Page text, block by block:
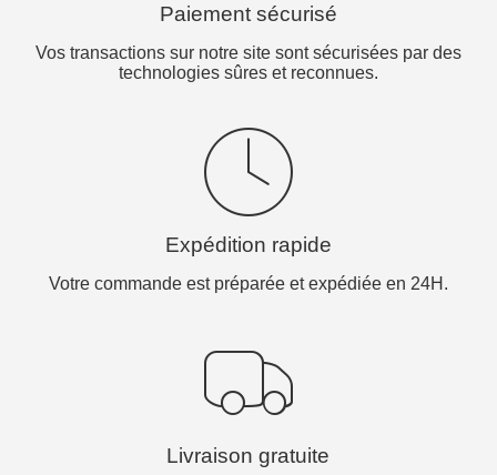
Paiement sécurisé
Vos transactions sur notre site sont sécurisées par des
technologies sûres et reconnues.
Expédition rapide
Votre commande est préparée et expédiée en 24H.
Livraison gratuite